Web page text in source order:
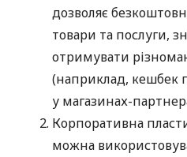
дозволяє
товари та послуги,
отримувати
(наприклад, кешбек
у магазинах-
Корпоративна
можна